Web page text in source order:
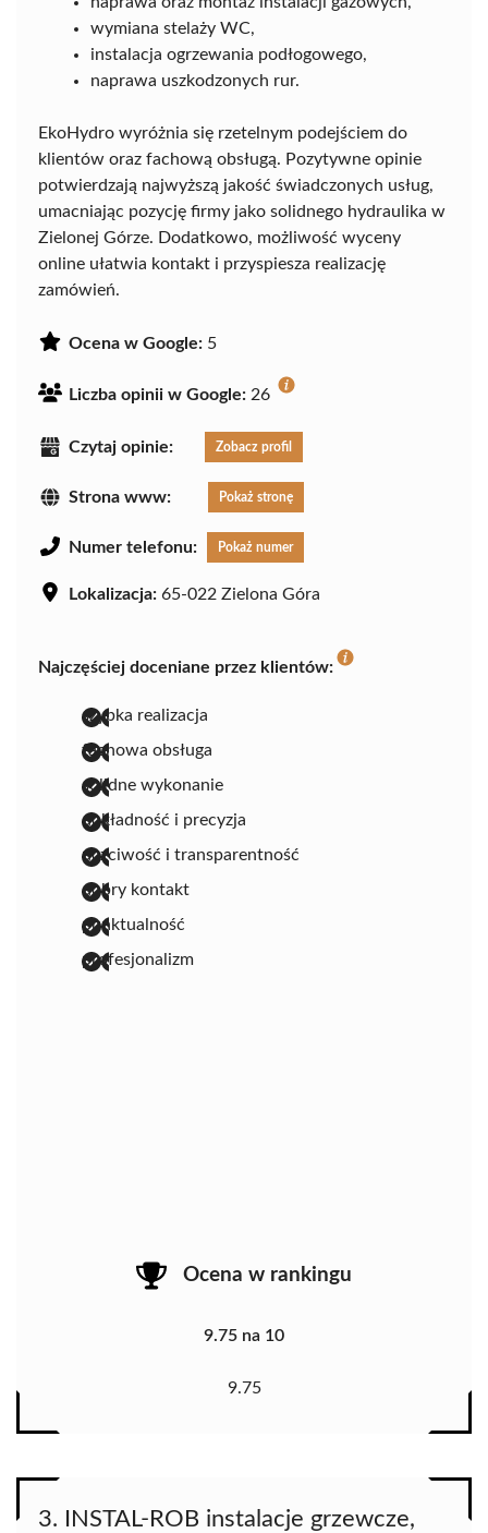
wymiana stelaży WC,
instalacja ogrzewania podłogowego,
naprawa uszkodzonych rur.
EkoHydro wyróżnia się rzetelnym podejściem do
klientów oraz fachową obsługą. Pozytywne opinie
potwierdzają najwyższą jakość świadczonych usług,
umacniając pozycję firmy jako solidnego hydraulika w
Zielonej Górze. Dodatkowo, możliwość wyceny
online ułatwia kontakt i przyspiesza realizację
zamówień.
Ocena w Google: 5
Liczba opinii w Google: 26
Czytaj opinie: Zobacz profil
Strona www: Pokaż stronę
Numer telefonu: Pokaż numer
Lokalizacja: 65-022 Zielona Góra
Najczęściej doceniane przez klientów:
szybka realizacja
fachowa obsługa
solidne wykonanie
dokładność i precyzja
uczciwość i transparentność
dobry kontakt
punktualność
profesjonalizm
Ocena w rankingu
9.75 na 10
9.75
3. INSTAL-ROB instalacje grzewcze,